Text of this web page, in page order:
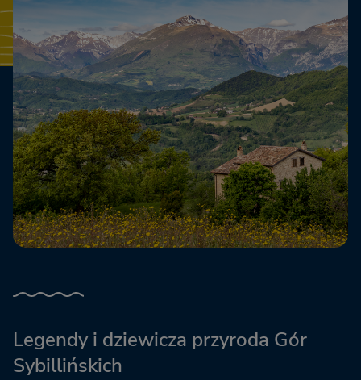
Legendy i dziewicza przyroda Gór
Sybillińskich